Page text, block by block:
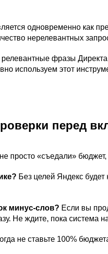
одновременно как
нерелевантных
фразы
используем этот
перед
просто «съедали» бюджет,
Без целей Яндекс
минус-слов? Если вы
Не ждите, пока система
не ставьте 100%